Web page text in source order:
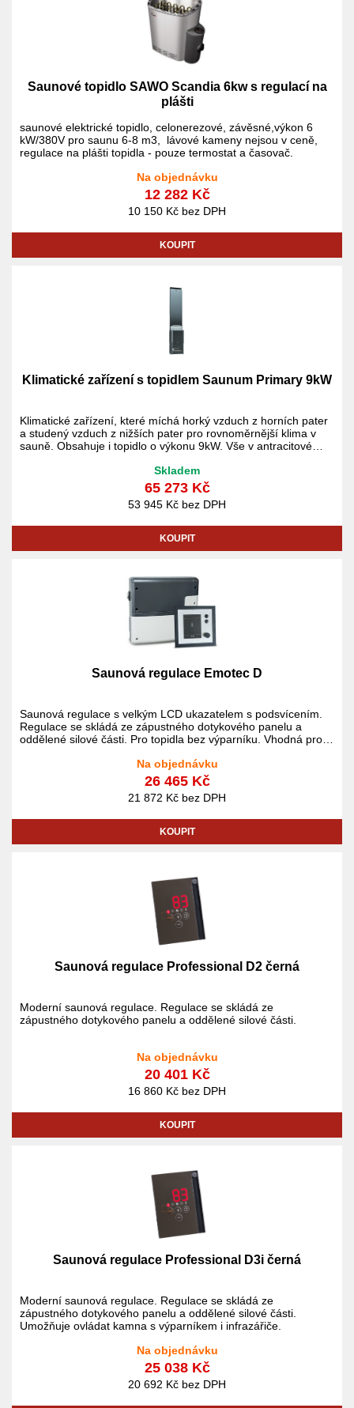
Saunové topidlo SAWO Scandia 6kw s regulací na
plášti
saunové elektrické topidlo, celonerezové, závěsné,výkon 6
kW/380V pro saunu 6-8 m3, lávové kameny nejsou v ceně,
regulace na plášti topidla - pouze termostat a časovač.
Na objednávku
12 282 Kč
10 150 Kč bez DPH
KOUPIT
Klimatické zařízení s topidlem Saunum Primary 9kW
Klimatické zařízení, které míchá horký vzduch z horních pater
a studený vzduch z nižších pater pro rovnoměrnější klima v
sauně. Obsahuje i topidlo o výkonu 9kW. Vše v antracitové
Skladem
65 273 Kč
53 945 Kč bez DPH
KOUPIT
Saunová regulace Emotec D
Saunová regulace s velkým LCD ukazatelem s podsvícením.
Regulace se skládá ze zápustného dotykového panelu a
oddělené silové části. Pro topidla bez výparníku. Vhodná pro
Na objednávku
26 465 Kč
21 872 Kč bez DPH
KOUPIT
Saunová regulace Professional D2 černá
Moderní saunová regulace. Regulace se skládá ze
zápustného dotykového panelu a oddělené silové části.
Na objednávku
20 401 Kč
16 860 Kč bez DPH
KOUPIT
Saunová regulace Professional D3i černá
Moderní saunová regulace. Regulace se skládá ze
zápustného dotykového panelu a oddělené silové části.
Umožňuje ovládat kamna s výparníkem i infrazářiče.
Na objednávku
25 038 Kč
20 692 Kč bez DPH